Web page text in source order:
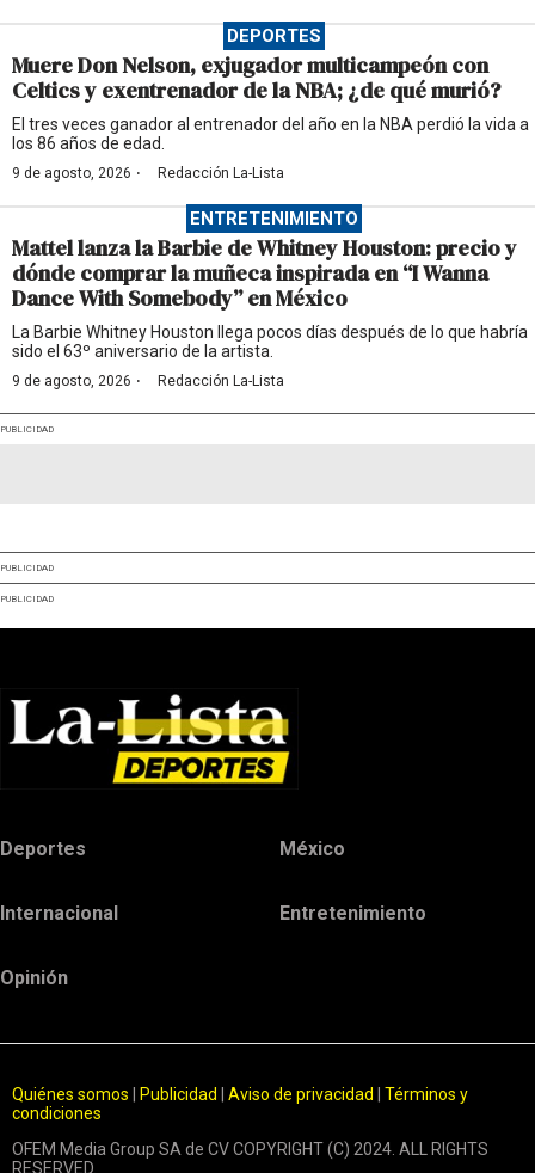
DEPORTES
Muere Don Nelson, exjugador multicampeón con
Celtics y exentrenador de la NBA; ¿de qué murió?
El tres veces ganador al entrenador del año en la NBA perdió la vida a
los 86 años de edad.
9 de agosto, 2026 · Redacción La-Lista
ENTRETENIMIENTO
Mattel lanza la Barbie de Whitney Houston: precio y
dónde comprar la muñeca inspirada en “I Wanna
Dance With Somebody” en México
La Barbie Whitney Houston llega pocos días después de lo que habría
sido el 63º aniversario de la artista.
9 de agosto, 2026 · Redacción La-Lista
PUBLICIDAD
PUBLICIDAD
PUBLICIDAD
Deportes México
Internacional Entretenimiento
Opinión
Quiénes somos Publicidad Aviso de privacidad
Términos y
condiciones
OFEM Media Group SA de CV COPYRIGHT (C) 2024. ALL RIGHTS
RESERVED.